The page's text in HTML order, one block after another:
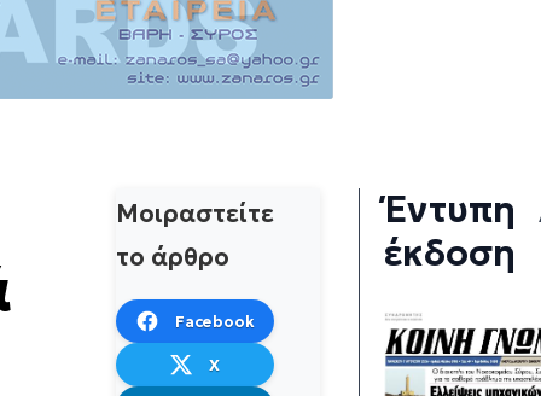
Μοιραστείτε
το άρθρο
Facebook
X
Έντυπη
έκδοση